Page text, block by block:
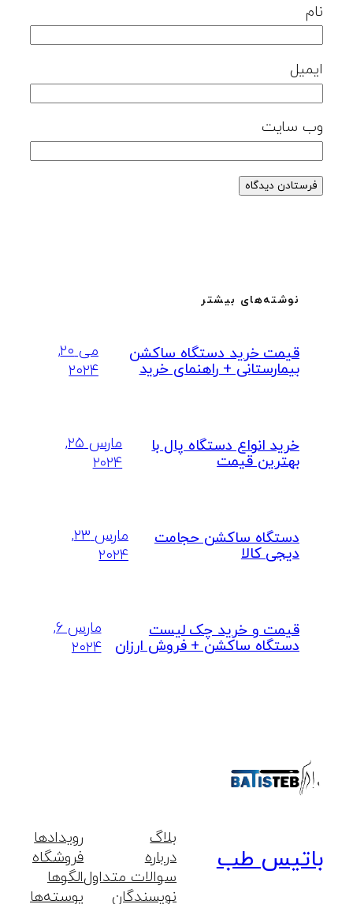
نام
ایمیل
وب‌ سایت
نوشته‌های بیشتر
قیمت خرید دستگاه ساکشن
بیمارستانی + راهنمای خرید
می ۲۰,
۲۰۲۴
خرید انواع دستگاه پال با
بهترین قیمت
مارس ۲۵,
۲۰۲۴
دستگاه ساکشن حجامت
دیجی کالا
مارس ۲۳,
۲۰۲۴
قیمت و خرید چک لیست
دستگاه ساکشن + فروش ارزان
مارس ۶,
۲۰۲۴
باتیس طب
بلاگ
درباره
سوالات متداول
نویسندگان
رویدادها
فروشگاه
الگوها
پوسته‌ها